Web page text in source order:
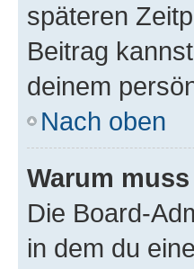
späteren
Beitrag
deinem
Nach oben
Warum
Die Board-
in dem du